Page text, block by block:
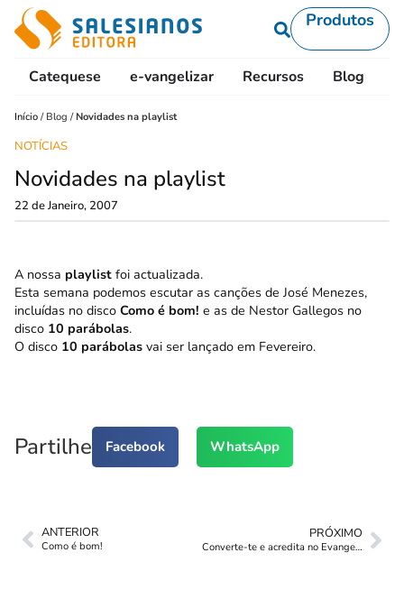
Produtos
Catequese e-vangelizar Recursos Blog
Início / Blog /Novidades na playlist
NOTÍCIAS
Novidades na playlist
22 de Janeiro, 2007
A nossa playlist foi actualizada.
Esta semana podemos escutar as canções de José Menezes,
incluídas no disco Como é bom! e as de Nestor Gallegos no
disco 10 parábolas.
O disco 10 parábolas vai ser lançado em Fevereiro.
Partilhe Facebook WhatsApp
ANTERIOR
Como é bom!
PRÓXIMO
Converte-te e acredita no Evangelho!